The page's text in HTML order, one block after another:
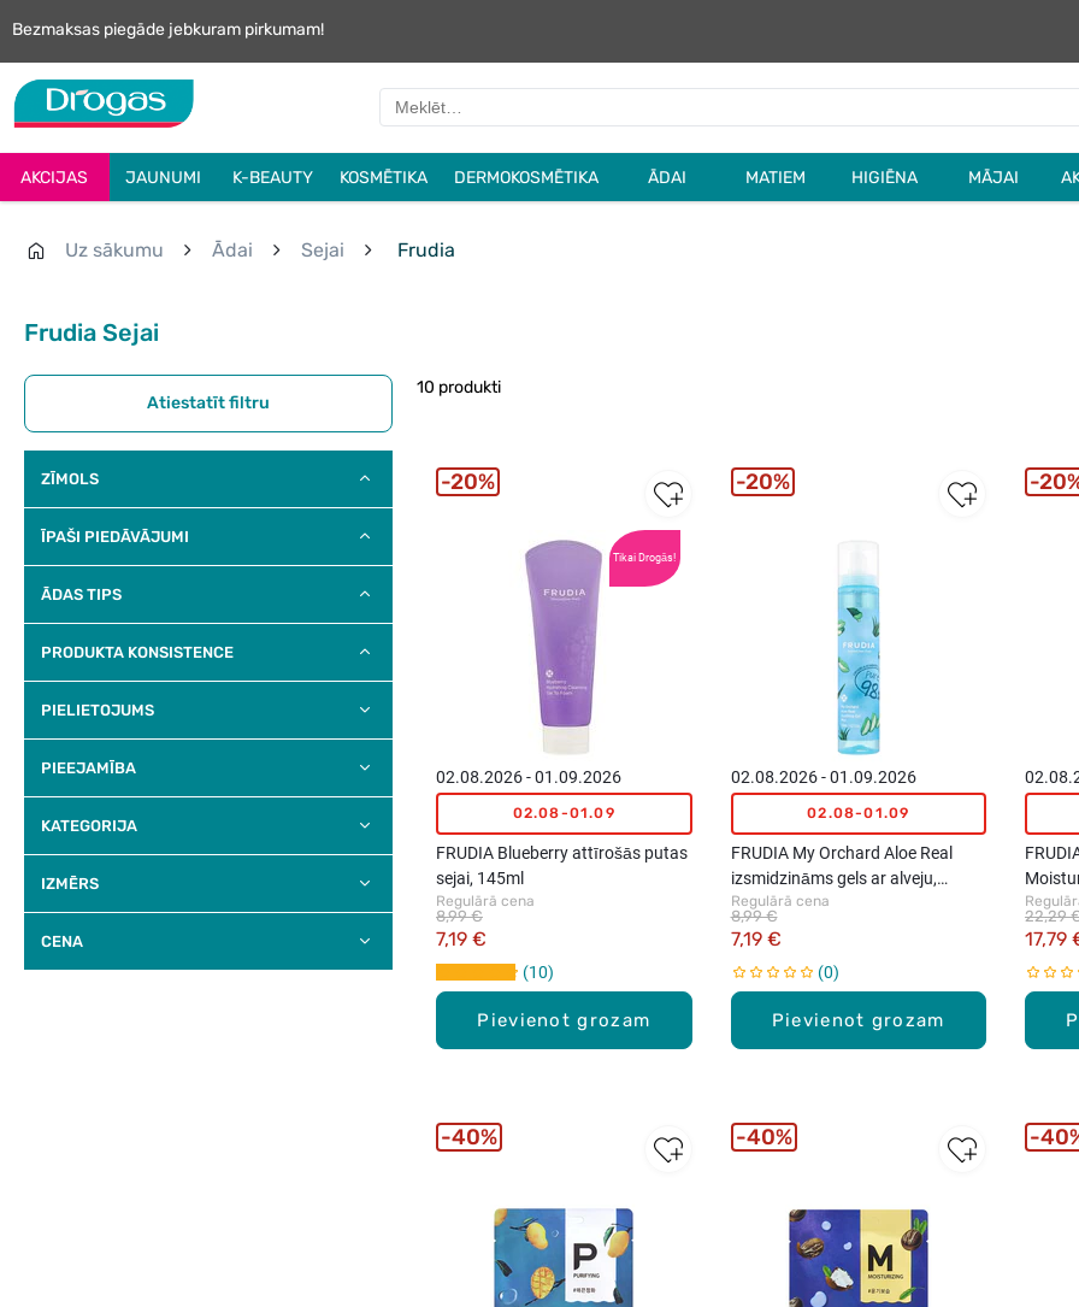
Bezmaksas piegāde jebkuram pirkumam!
AKCIJAS JAUNUMI K-BEAUTY KOSMĒTIKA DERMOKOSMĒTIKA ĀDAI MATIEM HIGIĒNA MĀJAI
Uz sākumu Ādai Sejai Frudia
Frudia Sejai
Atiestatīt filtru
ZĪMOLS
ĪPAŠI PIEDĀVĀJUMI
ĀDAS TIPS
PRODUKTA KONSISTENCE
PIELIETOJUMS
PIEEJAMĪBA
KATEGORIJA
IZMĒRS
CENA
10 produkti
Tikai Drogās!
Pievienot grozam
02.08.2026 - 01.09.2026
02.08-01.09
FRUDIA Blueberry attīrošās putas
sejai, 145ml
Regulārā cena
7,19 €
8,99 €
10
20%
Pievienot grozam
02.08.2026 - 01.09.2026
02.08-01.09
FRUDIA My Orchard Aloe Real
izsmidzināms gels ar alveju,
125ml
Regulārā cena
7,19 €
8,99 €
0
20%
40ml
17,79
22,29
40% 40%